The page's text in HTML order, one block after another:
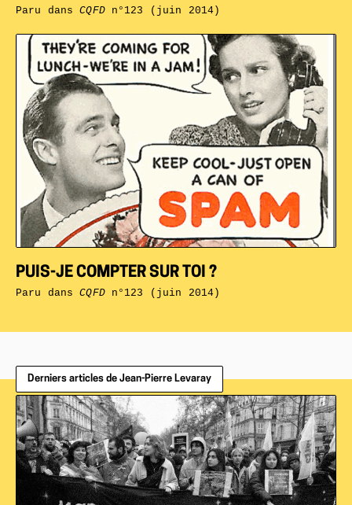
PUIS-JE COMPTER SUR TOI ?
Paru dansCQFDn°123 (juin 2014)
Paru dansCQFDn°123 (juin 2014)
Derniers articles de Jean-Pierre Levaray